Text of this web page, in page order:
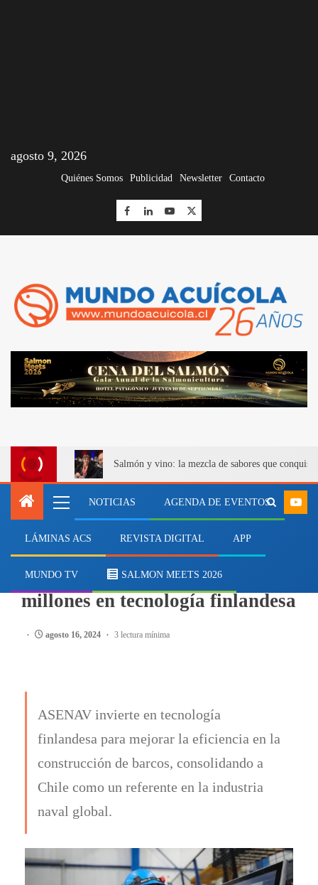
agosto 9, 2026
Quiénes Somos Publicidad Newsletter Contacto
Salmón y vino: la mezcla de sabores que
NOTICIAS AGENDA DE EVENTOS
LÁMINAS ACS REVISTA DIGITAL APP
MUNDO TV SALMON MEETS 2026
ASENAV invierte US$1,5
millones en tecnología finlandesa
agosto 16, 2024 3 lectura mínima
ASENAV invierte en tecnología
finlandesa para mejorar la eficiencia en la
construcción de barcos, consolidando a
Chile como un referente en la industria
naval global.